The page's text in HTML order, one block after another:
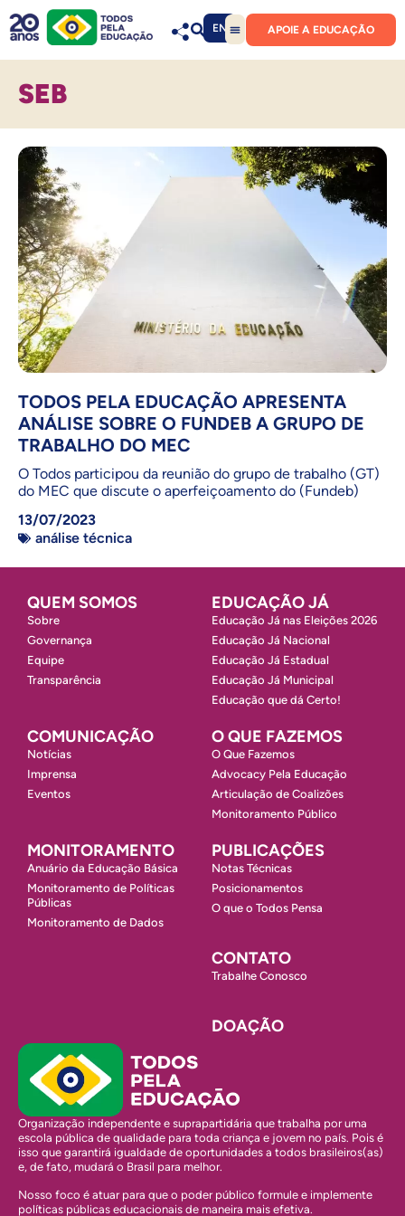
EN APOIE A EDUCAÇÃO
SEB
TODOS PELA EDUCAÇÃO APRESENTA
ANÁLISE SOBRE O FUNDEB A GRUPO DE
TRABALHO DO MEC
O Todos participou da reunião do grupo de trabalho (GT)
do MEC que discute o aperfeiçoamento do (Fundeb)
13/07/2023
análise técnica
QUEM SOMOS
Sobre
Governança
Equipe
Transparência
EDUCAÇÃO JÁ
Educação Já nas Eleições 2026
Educação Já Nacional
Educação Já Estadual
Educação Já Municipal
Educação que dá Certo!
COMUNICAÇÃO
Notícias
Imprensa
Eventos
O QUE FAZEMOS
O Que Fazemos
Advocacy Pela Educação
Articulação de Coalizões
Monitoramento Público
MONITORAMENTO
Anuário da Educação Básica
Monitoramento de Políticas
Públicas
Monitoramento de Dados
PUBLICAÇÕES
Notas Técnicas
Posicionamentos
O que o Todos Pensa
CONTATO
Trabalhe Conosco
DOAÇÃO
Organização independente e suprapartidária que trabalha por uma
escola pública de qualidade para toda criança e jovem no país. Pois é
isso que garantirá igualdade de oportunidades a todos brasileiros(as)
e, de fato, mudará o Brasil para melhor.
Nosso foco é atuar para que o poder público formule e implemente
políticas públicas educacionais de maneira mais efetiva.